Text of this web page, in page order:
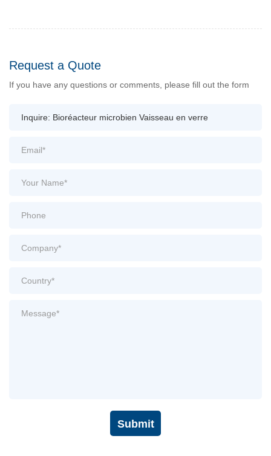
Request a Quote
If you have any questions or comments, please fill out the form
Submit